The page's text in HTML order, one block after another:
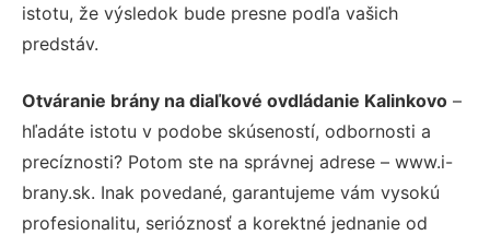
istotu, že výsledok bude presne podľa vašich
predstáv.
Otváranie brány na diaľkové ovdládanie Kalinkovo –
hľadáte istotu v podobe skúseností, odbornosti a
precíznosti? Potom ste na správnej adrese – www.i-
brany.sk. Inak povedané, garantujeme vám vysokú
profesionalitu, serióznosť a korektné jednanie od